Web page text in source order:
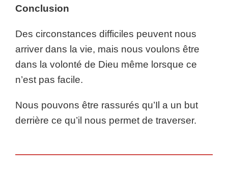
Conclusion
Des circonstances difficiles peuvent nous
arriver dans la vie, mais nous voulons être
dans la volonté de Dieu même lorsque ce
n’est pas facile.
Nous pouvons être rassurés qu’Il a un but
derrière ce qu’il nous permet de traverser.